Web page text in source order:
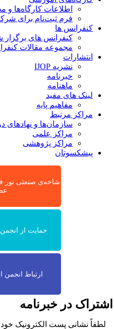
اطلاعات کارگاه‌ها و
فرم ثبت‌نام برای شرکت
کنفرانس ها
کنفرانس های برگزار
مجموعه مقالات
انتشارات
نشریه IJOP
خبرنامه
ماهنامه
لینک های مفید
مفاهیم پایه
مراکز مرتبط
سازمان‌ها و نهادهای
مراکز علمی
مراکز پژوهشی
پیشکسوتان
شاخه‌ی صنعتی نور
حمایت از انجمن
ارتباط انجمن
در خبرنامه
لطفاً نشانی پست الکترونیک خود